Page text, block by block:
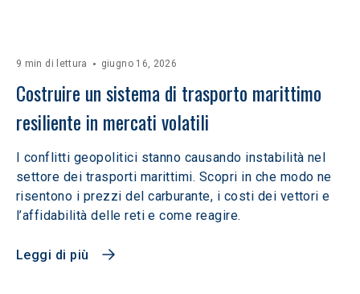
9 min di lettura giugno 16, 2026
Costruire un sistema di trasporto marittimo
resiliente in mercati volatili
I conflitti geopolitici stanno causando instabilità nel
settore dei trasporti marittimi. Scopri in che modo ne
risentono i prezzi del carburante, i costi dei vettori e
l’affidabilità delle reti e come reagire.
Leggi di più